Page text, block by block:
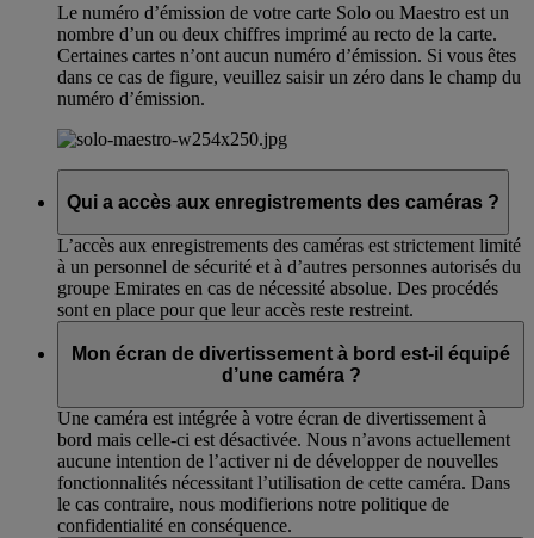
Le numéro d’émission de votre carte Solo ou Maestro est un
nombre d’un ou deux chiffres imprimé au recto de la carte.
Certaines cartes n’ont aucun numéro d’émission. Si vous êtes
dans ce cas de figure, veuillez saisir un zéro dans le champ du
numéro d’émission.
Qui a accès aux enregistrements des caméras ?
L’accès aux enregistrements des caméras est strictement limité
à un personnel de sécurité et à d’autres personnes autorisés du
groupe Emirates en cas de nécessité absolue. Des procédés
sont en place pour que leur accès reste restreint.
Mon écran de divertissement à bord est-il équipé
d’une caméra ?
Une caméra est intégrée à votre écran de divertissement à
bord mais celle-ci est désactivée. Nous n’avons actuellement
aucune intention de l’activer ni de développer de nouvelles
fonctionnalités nécessitant l’utilisation de cette caméra. Dans
le cas contraire, nous modifierions notre politique de
confidentialité en conséquence.